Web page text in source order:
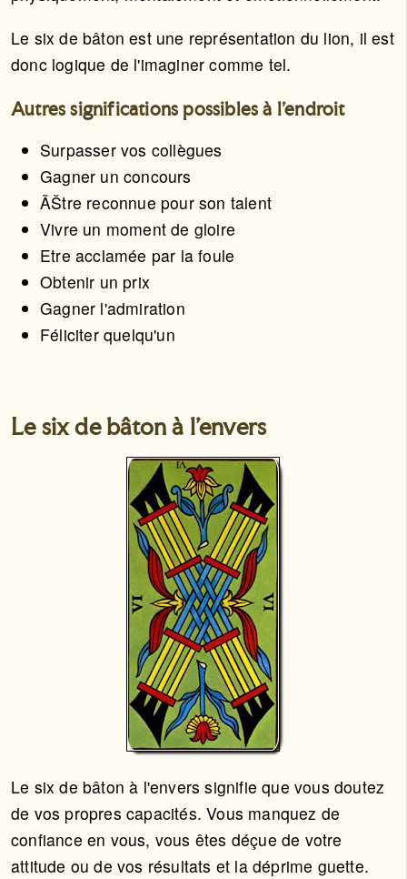
Le six de bâton est une représentation du lion, il est
donc logique de l'imaginer comme tel.
Autres significations possibles à l'endroit
Surpasser vos collègues
Gagner un concours
ÃŠtre reconnue pour son talent
Vivre un moment de gloire
Etre acclamée par la foule
Obtenir un prix
Gagner l'admiration
Féliciter quelqu'un
Le six de bâton à l'envers
Le six de bâton à l'envers signifie que vous doutez
de vos propres capacités. Vous manquez de
confiance en vous, vous êtes déçue de votre
attitude ou de vos résultats et la déprime guette.